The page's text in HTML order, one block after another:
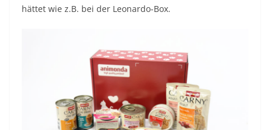
hättet wie z.B. bei der Leonardo-Box.